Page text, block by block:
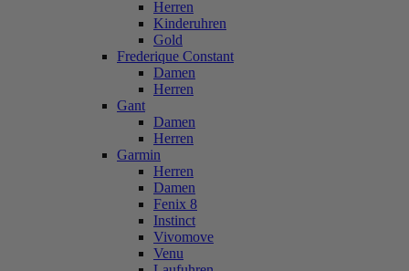
Herren
Kinderuhren
Gold
Frederique Constant
Damen
Herren
Gant
Damen
Herren
Garmin
Herren
Damen
Fenix 8
Instinct
Vivomove
Venu